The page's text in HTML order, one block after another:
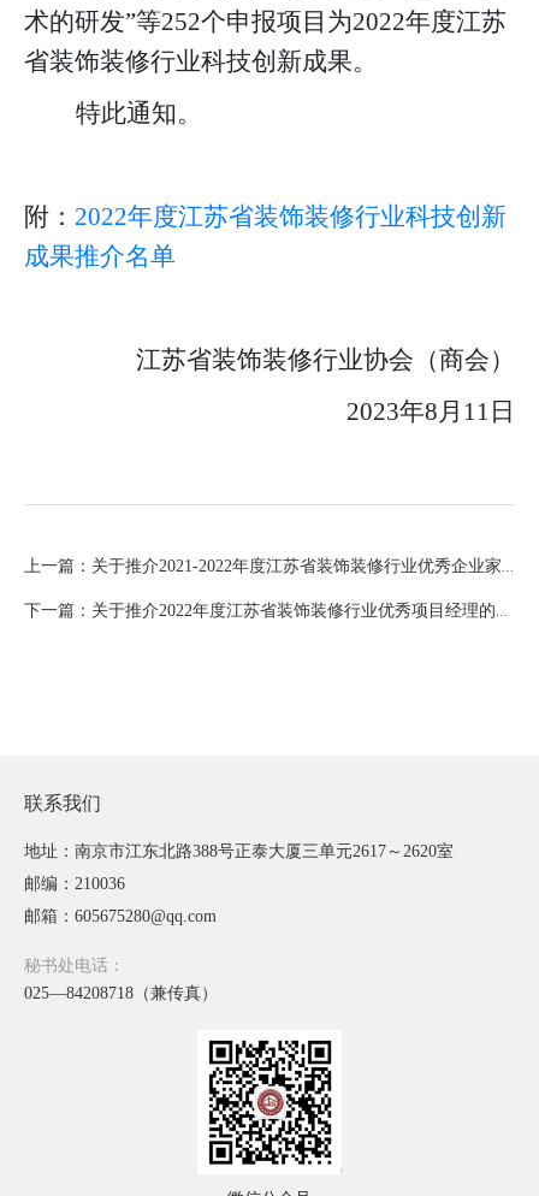
术的研发”等252个申报项目为2022年度江苏
省装饰装修行业科技创新成果。
特此通知。
附： 2022年度江苏省装饰装修行业科技创新
成果推介名单
江苏省装饰装修行业协会（商会）
2023年8月 11 日
上一篇：关于推介2021-2022年度江苏省装饰装修行业优秀企业家的通知
下一篇：关于推介2022年度江苏省装饰装修行业优秀项目经理的通知
联系我们
地址：南京市江东北路388号正泰大厦三单元2617～2620室
邮编：210036
邮箱：605675280@qq.com
秘书处电话：
025—84208718（兼传真）